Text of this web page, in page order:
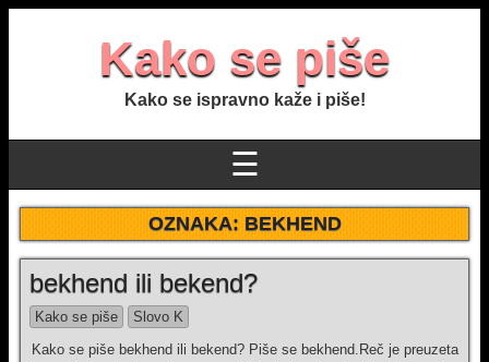
Kako se piše
Kako se ispravno kaže i piše!
☰
OZNAKA:BEKHEND
bekhend ili bekend?
Kako se piše
Slovo K
Kako se piše bekhend ili bekend? Piše se bekhend.Reč je preuzeta